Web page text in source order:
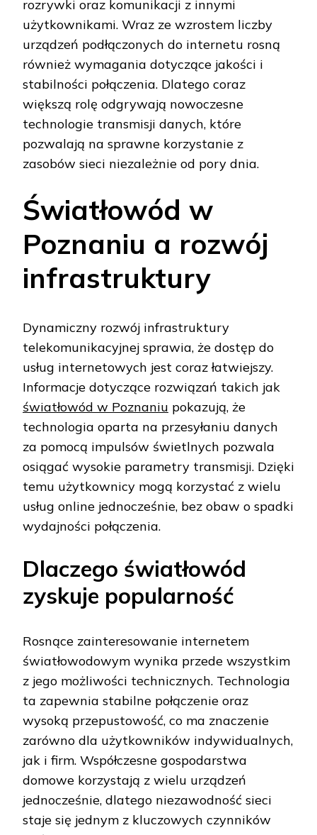
rozrywki oraz komunikacji z innymi
użytkownikami. Wraz ze wzrostem liczby
urządzeń podłączonych do internetu rosną
również wymagania dotyczące jakości i
stabilności połączenia. Dlatego coraz
większą rolę odgrywają nowoczesne
technologie transmisji danych, które
pozwalają na sprawne korzystanie z
zasobów sieci niezależnie od pory dnia.
Światłowód w
Poznaniu a rozwój
infrastruktury
Dynamiczny rozwój infrastruktury
telekomunikacyjnej sprawia, że dostęp do
usług internetowych jest coraz łatwiejszy.
Informacje dotyczące rozwiązań takich jak
światłowód w Poznaniu pokazują, że
technologia oparta na przesyłaniu danych
za pomocą impulsów świetlnych pozwala
osiągać wysokie parametry transmisji. Dzięki
temu użytkownicy mogą korzystać z wielu
usług online jednocześnie, bez obaw o spadki
wydajności połączenia.
Dlaczego światłowód
zyskuje popularność
Rosnące zainteresowanie internetem
światłowodowym wynika przede wszystkim
z jego możliwości technicznych. Technologia
ta zapewnia stabilne połączenie oraz
wysoką przepustowość, co ma znaczenie
zarówno dla użytkowników indywidualnych,
jak i firm. Współczesne gospodarstwa
domowe korzystają z wielu urządzeń
jednocześnie, dlatego niezawodność sieci
staje się jednym z kluczowych czynników